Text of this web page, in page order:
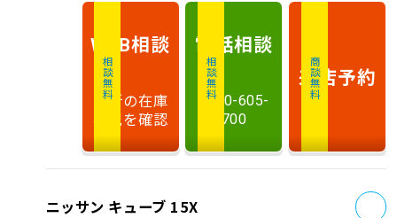
相談無料
WEB相談
最新の在庫
状況を確認
相談無料
電話相談
0120-605-
700
商談無料
来店予約
ニッサン キューブ 15X